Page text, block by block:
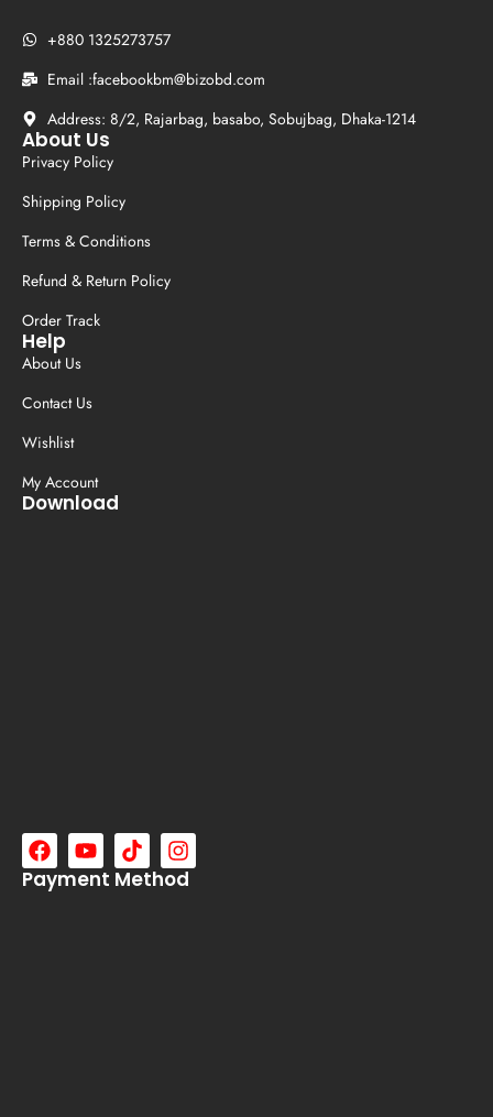
+880 1325273757
Email :facebookbm@bizobd.com
Address: 8/2, Rajarbag, basabo, Sobujbag, Dhaka-1214
About Us
Privacy Policy
Shipping Policy
Terms & Conditions
Refund & Return Policy
Order Track
Help
About Us
Contact Us
Wishlist
My Account
Download
Payment Method